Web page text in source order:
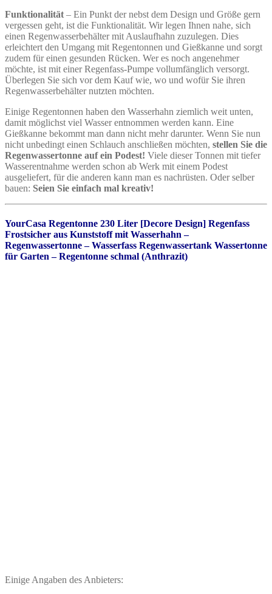
Funktionalität– Ein Punkt der nebst dem Design und Größe gern
vergessen geht, ist die Funktionalität. Wir legen Ihnen nahe, sich
einen Regenwasserbehälter mit Auslaufhahn zuzulegen. Dies
erleichtert den Umgang mit Regentonnen und Gießkanne und sorgt
zudem für einen gesunden Rücken. Wer es noch angenehmer
möchte, ist mit einer Regenfass-Pumpe vollumfänglich versorgt.
Überlegen Sie sich vor dem Kauf wie, wo und wofür Sie ihren
Regenwasserbehälter nutzten möchten.
Einige Regentonnen haben den Wasserhahn ziemlich weit unten,
damit möglichst viel Wasser entnommen werden kann. Eine
Gießkanne bekommt man dann nicht mehr darunter. Wenn Sie nun
nicht unbedingt einen Schlauch anschließen möchten, stellen Sie die
Regenwassertonne auf ein Podest! Viele dieser Tonnen mit tiefer
Wasserentnahme werden schon ab Werk mit einem Podest
ausgeliefert, für die anderen kann man es nachrüsten. Oder selber
bauen: Seien Sie einfach mal kreativ!
YourCasa Regentonne 230 Liter [Decore Design] Regenfass
Frostsicher aus Kunststoff mit Wasserhahn –
Regenwassertonne – Wasserfass Regenwassertank Wassertonne
für Garten – Regentonne schmal (Anthrazit)
Einige Angaben des Anbieters: